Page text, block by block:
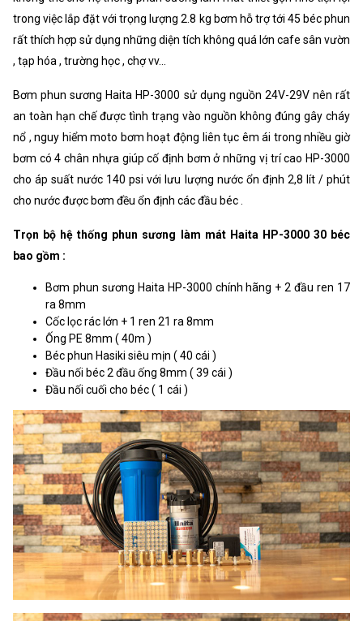
trong việc lắp đặt với trọng lượng 2.8 kg bơm hỗ trợ tới 45 béc phun
rất thích hợp sử dụng những diện tích không quá lớn cafe sân vườn
, tạp hóa , trường học , chợ vv...
Bơm phun sương Haita HP-3000 sử dụng nguồn 24V-29V nên rất
an toàn hạn chế được tình trạng vào nguồn không đúng gây cháy
nổ , nguy hiểm moto bơm hoạt động liên tục êm ái trong nhiều giờ
bơm có 4 chân nhựa giúp cố định bơm ở những vị trí cao HP-3000
cho áp suất nước 140 psi với lưu lượng nước ổn định 2,8 lít / phút
cho nước được bơm đều ổn định các đầu béc .
Trọn bộ hệ thống phun sương làm mát Haita HP-3000 30 béc
bao gồm :
Bơm phun sương Haita HP-3000 chính hãng + 2 đầu ren 17
ra 8mm
Cốc lọc rác lớn + 1 ren 21 ra 8mm
Ống PE 8mm ( 40m )
Béc phun Hasiki siêu mịn ( 40 cái )
Đầu nối béc 2 đầu ống 8mm ( 39 cái )
Đầu nối cuối cho béc ( 1 cái )